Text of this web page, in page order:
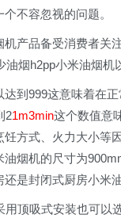
不容忽视的问题。
产品备受消费者关
烟h2pp小米油烟机
到999这意味着在
21m3min这个数值意
方式、火力大小等
烟机的尺寸为
是封闭式厨房小米
顶吸式安装也可